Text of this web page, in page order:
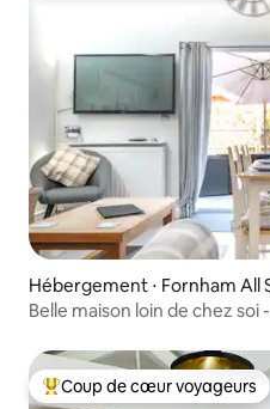
Hébergement ⋅ Fornham All
Belle maison loin de chez
Coups de cœur voyageurs
Coup de cœur voyageurs